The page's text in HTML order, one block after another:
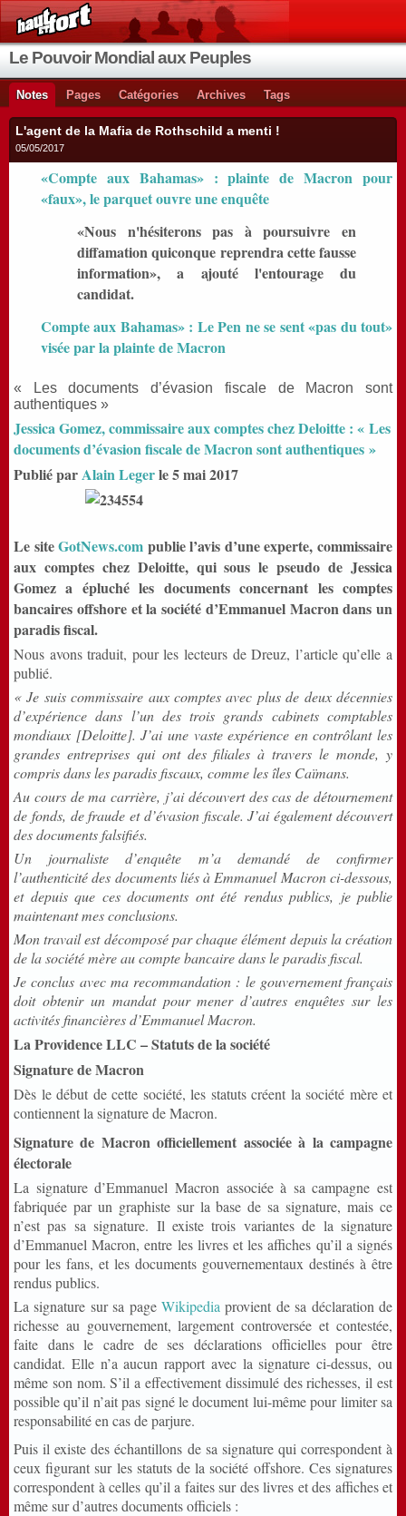
Le Pouvoir Mondial aux Peuples
Notes Pages Catégories Archives Tags
L'agent de la Mafia de Rothschild a menti !
05/05/2017
«Compte aux Bahamas» : plainte de Macron pour
«faux», le parquet ouvre une enquête
«Nous n'hésiterons pas à poursuivre en
diffamation quiconque reprendra cette fausse
information», a ajouté l'entourage du
candidat.
Compte aux Bahamas» : Le Pen ne se sent «pas du tout»
visée par la plainte de Macron
« Les documents d’évasion fiscale de Macron sont
authentiques »
Jessica Gomez, commissaire aux comptes chez Deloitte : « Les
documents d’évasion fiscale de Macron sont authentiques »
Publié parAlain Legerle 5 mai 2017
Le siteGotNews.com publie l’avis d’une experte, commissaire
aux comptes chez Deloitte, qui sous le pseudo de Jessica
Gomez a épluché les documents concernant les comptes
bancaires offshore et la société d’Emmanuel Macron dans un
paradis fiscal.
Nous avons traduit, pour les lecteurs de Dreuz, l’article qu’elle a
publié.
« Je suis commissaire aux comptes avec plus de deux décennies
d’expérience dans l’un des trois grands cabinets comptables
mondiaux [Deloitte]. J’ai une vaste expérience en contrôlant les
grandes entreprises qui ont des filiales à travers le monde, y
compris dans les paradis fiscaux, comme les îles Caïmans.
Au cours de ma carrière, j’ai découvert des cas de détournement
de fonds, de fraude et d’évasion fiscale. J’ai également découvert
des documents falsifiés.
Un journaliste d’enquête m’a demandé de confirmer
l’authenticité des documents liés à Emmanuel Macron ci-dessous,
et depuis que ces documents ont été rendus publics, je publie
maintenant mes conclusions.
Mon travail est décomposé par chaque élément depuis la création
de la société mère au compte bancaire dans le paradis fiscal.
Je conclus avec ma recommandation : le gouvernement français
doit obtenir un mandat pour mener d’autres enquêtes sur les
activités financières d’Emmanuel Macron.
La Providence LLC – Statuts de la société
Signature de Macron
Dès le début de cette société, les statuts créent la société mère et
contiennent la signature de Macron.
Signature de Macron officiellement associée à la campagne
électorale
La signature d’Emmanuel Macron associée à sa campagne est
fabriquée par un graphiste sur la base de sa signature, mais ce
n’est pas sa signature. Il existe trois variantes de la signature
d’Emmanuel Macron, entre les livres et les affiches qu’il a signés
pour les fans, et les documents gouvernementaux destinés à être
rendus publics.
La signature sur sa page Wikipedia provient de sa déclaration de
richesse au gouvernement, largement controversée et contestée,
faite dans le cadre de ses déclarations officielles pour être
candidat. Elle n’a aucun rapport avec la signature ci-dessus, ou
même son nom. S’il a effectivement dissimulé des richesses, il est
possible qu’il n’ait pas signé le document lui-même pour limiter sa
responsabilité en cas de parjure.
Puis il existe des échantillons de sa signature qui correspondent à
ceux figurant sur les statuts de la société offshore. Ces signatures
correspondent à celles qu’il a faites sur des livres et des affiches et
même sur d’autres documents officiels :